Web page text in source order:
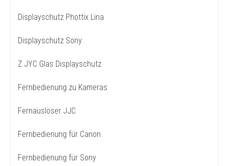
Displayschutz Phottix Lina
Displayschutz Sony
Z JYC Glas Displayschutz
Fernbedienung zu Kameras
Fernauslöser JJC
Fernbedienung für Canon
Fernbedienung für Sony